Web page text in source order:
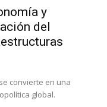
y
del
convierte en una
global.